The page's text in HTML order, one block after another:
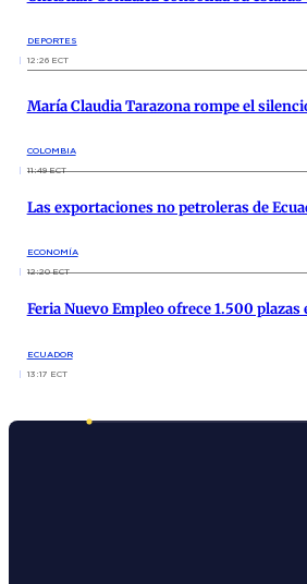
DEPORTES
12:26 ECT
María Claudia Tarazona rompe el
COLOMBIA
11:49 ECT
Las exportaciones no petroleras de
ECONOMÍA
12:20 ECT
Feria Nuevo Empleo ofrece 1.500 plazas
ECUADOR
13:17 ECT